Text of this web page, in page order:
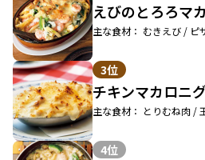
えびのとろろマ
主な食材： むきえび / ピ
3位
チキンマカロニ
主な食材： とりむね肉 /
4位